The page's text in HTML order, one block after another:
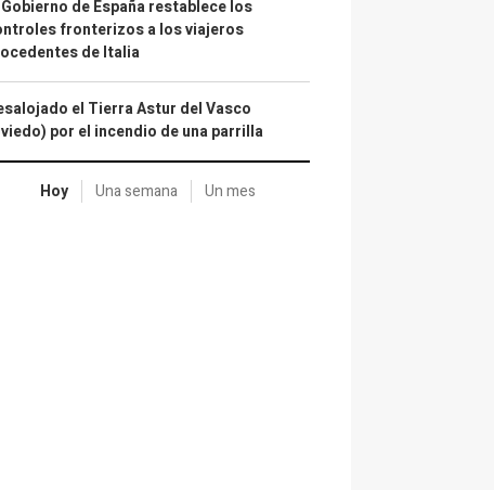
Gobierno de España restablece los
fronterizos a los viajeros
de Italia
el Tierra Astur del Vasco
por el incendio de una parrilla
Hoy Una semana Un mes